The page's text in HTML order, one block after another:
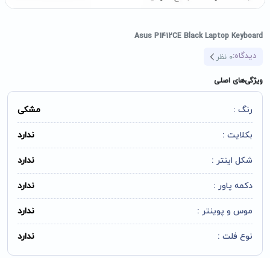
Asus P1412CE Black Laptop Keyboard
دیدگاه:0 نظر
ویژگی‌های اصلی
رنگ : مشکی
بکلایت : ندارد
شکل اینتر : ندارد
دکمه پاور : ندارد
موس و پوینتر : ندارد
نوع فلت : ندارد